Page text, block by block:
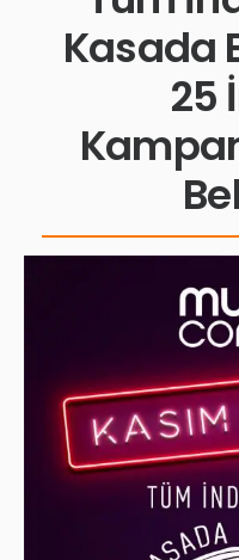
Kasada
25